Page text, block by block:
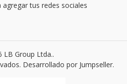
agregar tus redes sociales
LB Group Ltda..
Desarrollado por Jumpseller.